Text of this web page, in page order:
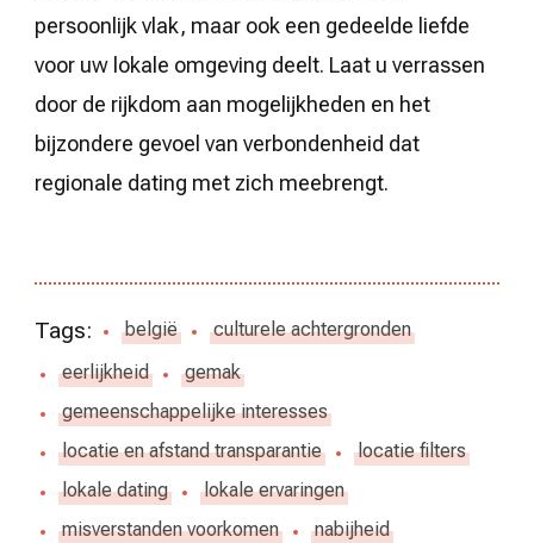
persoonlijk vlak, maar ook een gedeelde liefde
voor uw lokale omgeving deelt. Laat u verrassen
door de rijkdom aan mogelijkheden en het
bijzondere gevoel van verbondenheid dat
regionale dating met zich meebrengt.
Tags: belgië
culturele achtergronden
eerlijkheid
gemak
gemeenschappelijke interesses
locatie en afstand transparantie
locatie filters
lokale dating
lokale ervaringen
misverstanden voorkomen
nabijheid